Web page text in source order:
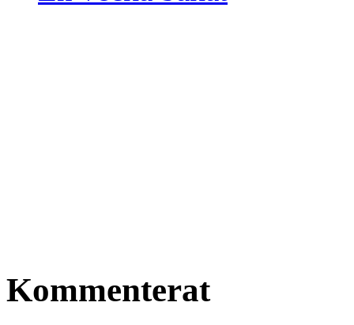
Kommenterat